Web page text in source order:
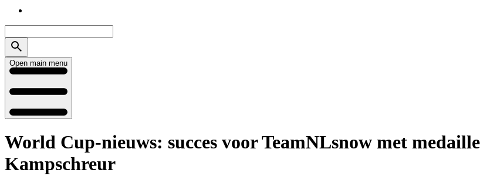
Open main menu
World Cup-nieuws: succes voor TeamNLsnow met
Kampschreur